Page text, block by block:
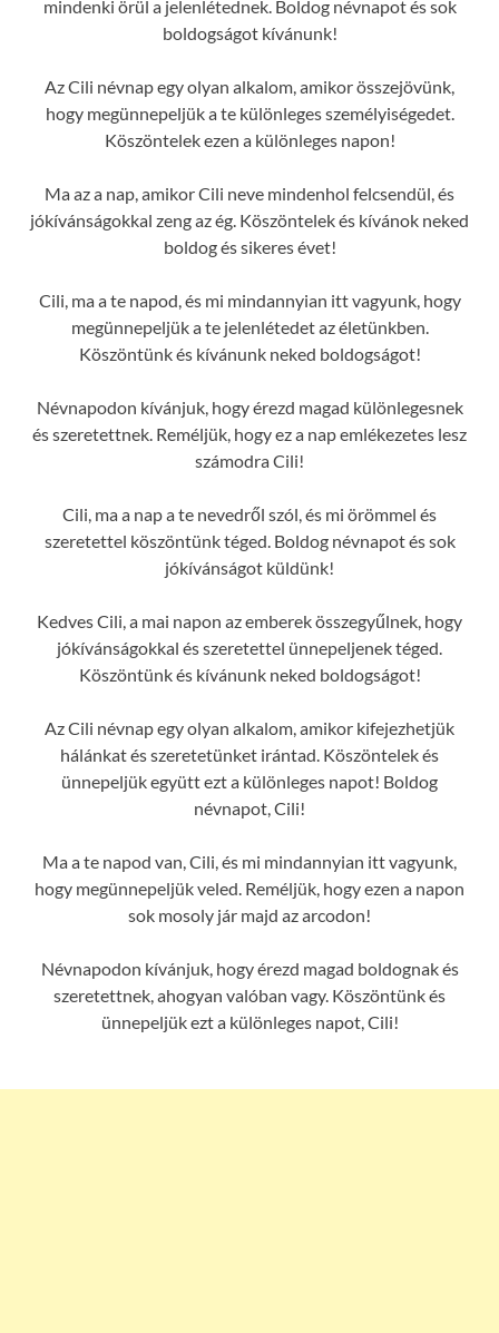
mindenki örül a jelenlétednek. Boldog névnapot és sok
boldogságot kívánunk!
Az Cili névnap egy olyan alkalom, amikor összejövünk,
hogy megünnepeljük a te különleges személyiségedet.
Köszöntelek ezen a különleges napon!
Ma az a nap, amikor Cili neve mindenhol felcsendül, és
jókívánságokkal zeng az ég. Köszöntelek és kívánok neked
boldog és sikeres évet!
Cili, ma a te napod, és mi mindannyian itt vagyunk, hogy
megünnepeljük a te jelenlétedet az életünkben.
Köszöntünk és kívánunk neked boldogságot!
Névnapodon kívánjuk, hogy érezd magad különlegesnek
és szeretettnek. Reméljük, hogy ez a nap emlékezetes lesz
számodra Cili!
Cili, ma a nap a te nevedről szól, és mi örömmel és
szeretettel köszöntünk téged. Boldog névnapot és sok
jókívánságot küldünk!
Kedves Cili, a mai napon az emberek összegyűlnek, hogy
jókívánságokkal és szeretettel ünnepeljenek téged.
Köszöntünk és kívánunk neked boldogságot!
Az Cili névnap egy olyan alkalom, amikor kifejezhetjük
hálánkat és szeretetünket irántad. Köszöntelek és
ünnepeljük együtt ezt a különleges napot! Boldog
névnapot, Cili!
Ma a te napod van, Cili, és mi mindannyian itt vagyunk,
hogy megünnepeljük veled. Reméljük, hogy ezen a napon
sok mosoly jár majd az arcodon!
Névnapodon kívánjuk, hogy érezd magad boldognak és
szeretettnek, ahogyan valóban vagy. Köszöntünk és
ünnepeljük ezt a különleges napot, Cili!